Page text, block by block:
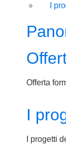
I
Offerta
I
I progetti